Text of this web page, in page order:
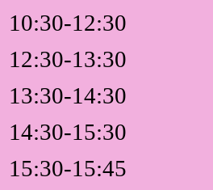
10:30-12:30
12:30-13:30
13:30-14:30
14:30-15:30
15:30-15:45